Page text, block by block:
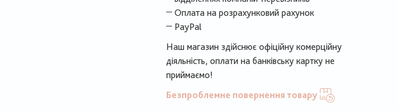
Оплата на розрахунковий рахунок
PayPal
Наш магазин здійснює офіційну комерційну
діяльність, оплати на банківську картку не
приймаємо!
Безпроблемне повернення товару